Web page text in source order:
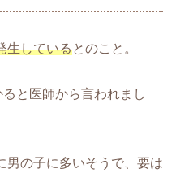
生しているとのこと。
と医師から言われまし
男の子に多いそうで、要は